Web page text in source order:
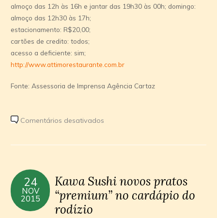
almoço das 12h às 16h e jantar das 19h30 às 00h; domingo:
almoço das 12h30 às 17h;
estacionamento: R$20,00;
cartões de credito: todos;
acesso a deficiente: sim;
http://www.attimorestaurante.com.br
Fonte: Assessoria de Imprensa Agência Cartaz
Comentários desativados
o
executivo
do
24
NOV
2015
Kawa Sushi novos pratos
“premium” no cardápio do
rodízio